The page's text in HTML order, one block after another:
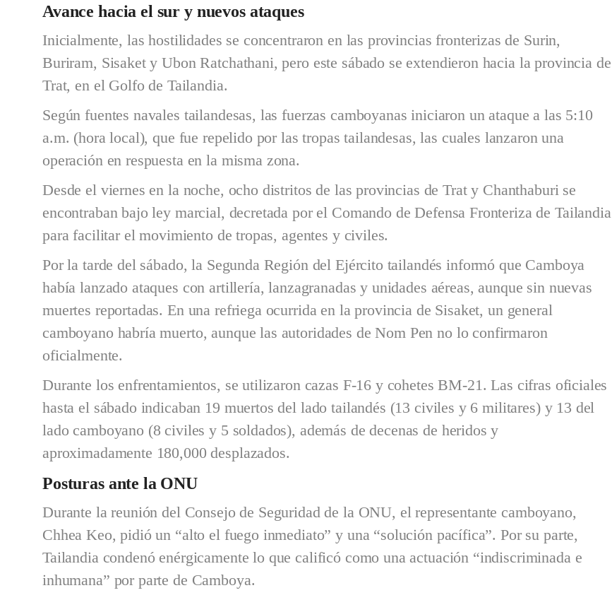
Avance hacia el sur y nuevos ataques
Inicialmente, las hostilidades se concentraron en las provincias fronterizas de Surin,
Buriram, Sisaket y Ubon Ratchathani, pero este sábado se extendieron hacia la provincia de
Trat, en el Golfo de Tailandia.
Según fuentes navales tailandesas, las fuerzas camboyanas iniciaron un ataque a las 5:10
a.m. (hora local), que fue repelido por las tropas tailandesas, las cuales lanzaron una
operación en respuesta en la misma zona.
Desde el viernes en la noche, ocho distritos de las provincias de Trat y Chanthaburi se
encontraban bajo ley marcial, decretada por el Comando de Defensa Fronteriza de Tailandia
para facilitar el movimiento de tropas, agentes y civiles.
Por la tarde del sábado, la Segunda Región del Ejército tailandés informó que Camboya
había lanzado ataques con artillería, lanzagranadas y unidades aéreas, aunque sin nuevas
muertes reportadas. En una refriega ocurrida en la provincia de Sisaket, un general
camboyano habría muerto, aunque las autoridades de Nom Pen no lo confirmaron
oficialmente.
Durante los enfrentamientos, se utilizaron cazas F-16 y cohetes BM-21. Las cifras oficiales
hasta el sábado indicaban 19 muertos del lado tailandés (13 civiles y 6 militares) y 13 del
lado camboyano (8 civiles y 5 soldados), además de decenas de heridos y
aproximadamente 180,000 desplazados.
Posturas ante la ONU
Durante la reunión del Consejo de Seguridad de la ONU, el representante camboyano,
Chhea Keo, pidió un “alto el fuego inmediato” y una “solución pacífica”. Por su parte,
Tailandia condenó enérgicamente lo que calificó como una actuación “indiscriminada e
inhumana” por parte de Camboya.